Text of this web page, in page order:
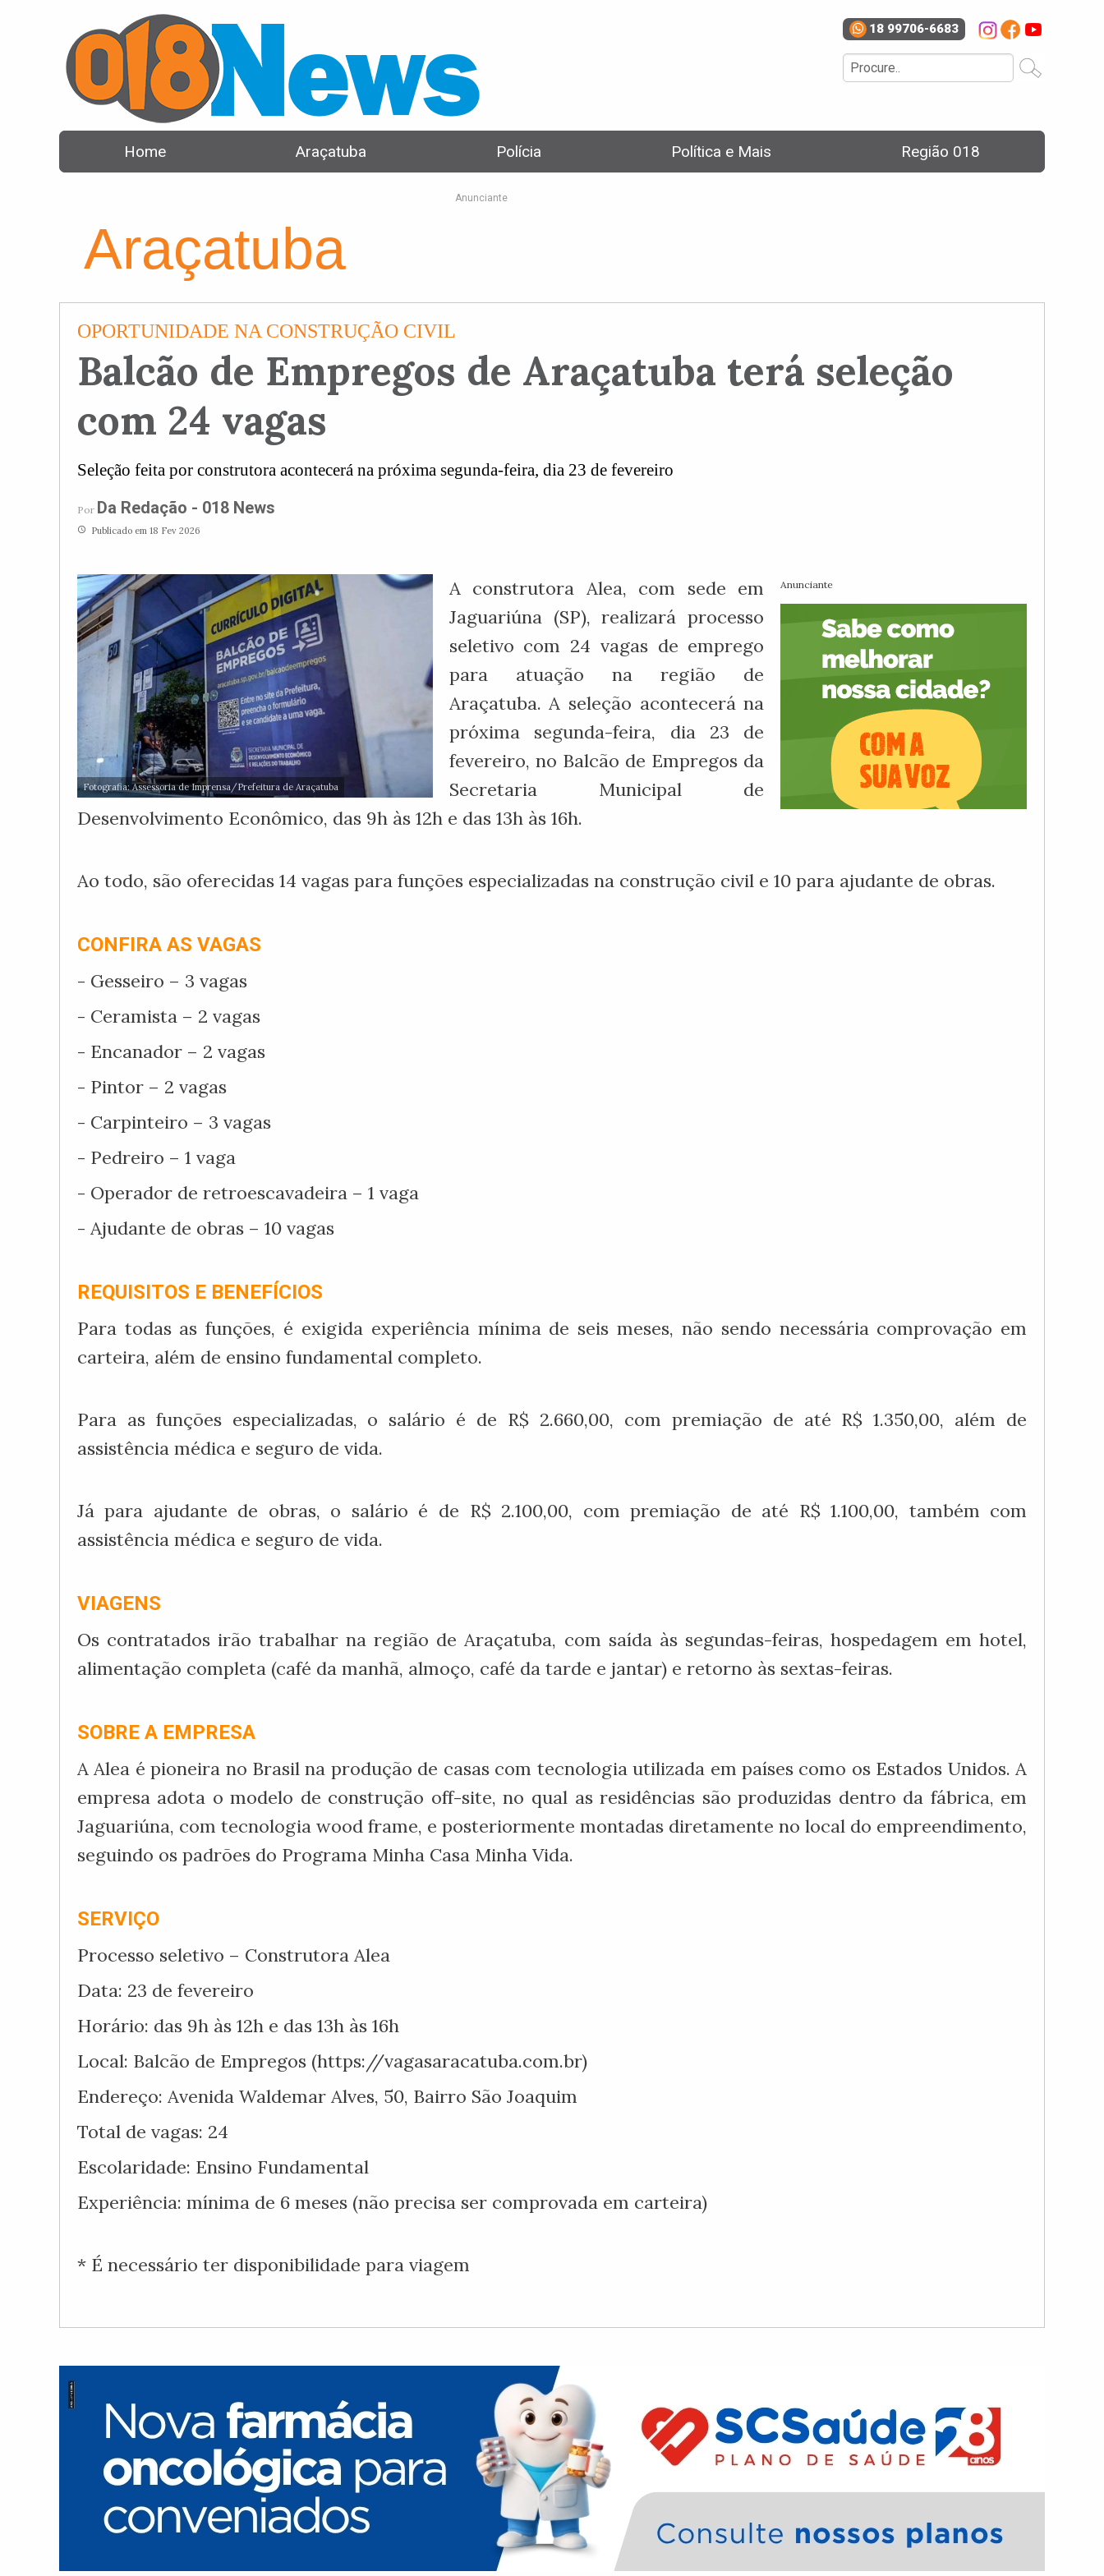
18 99706-6683
Home Araçatuba Polícia Política e Mais Região 018
Araçatuba
Anunciante
OPORTUNIDADE NA CONSTRUÇÃO CIVIL
Balcão de Empregos de Araçatuba terá seleção
com 24 vagas
Seleção feita por construtora acontecerá na próxima segunda-feira, dia 23 de fevereiro
Por Da Redação - 018 News
access_time Publicado em 18 Fev 2026
Fotografia: Assessoria de Imprensa/Prefeitura de Araçatuba
Anunciante
A construtora Alea, com sede em
Jaguariúna (SP), realizará processo
seletivo com 24 vagas de emprego
para atuação na região de
Araçatuba. A seleção acontecerá na
próxima segunda-feira, dia 23 de
fevereiro, no Balcão de Empregos da
Secretaria Municipal de
Desenvolvimento Econômico, das 9h às 12h e das 13h às 16h.
Ao todo, são oferecidas 14 vagas para funções especializadas na construção civil e 10 para ajudante de obras.
CONFIRA AS VAGAS
- Gesseiro – 3 vagas
- Ceramista – 2 vagas
- Encanador – 2 vagas
- Pintor – 2 vagas
- Carpinteiro – 3 vagas
- Pedreiro – 1 vaga
- Operador de retroescavadeira – 1 vaga
- Ajudante de obras – 10 vagas
REQUISITOS E BENEFÍCIOS
Para todas as funções, é exigida experiência mínima de seis meses, não sendo necessária comprovação em
carteira, além de ensino fundamental completo.
Para as funções especializadas, o salário é de R$ 2.660,00, com premiação de até R$ 1.350,00, além de
assistência médica e seguro de vida.
Já para ajudante de obras, o salário é de R$ 2.100,00, com premiação de até R$ 1.100,00, também com
assistência médica e seguro de vida.
VIAGENS
Os contratados irão trabalhar na região de Araçatuba, com saída às segundas-feiras, hospedagem em hotel,
alimentação completa (café da manhã, almoço, café da tarde e jantar) e retorno às sextas-feiras.
SOBRE A EMPRESA
A Alea é pioneira no Brasil na produção de casas com tecnologia utilizada em países como os Estados Unidos. A
empresa adota o modelo de construção off-site, no qual as residências são produzidas dentro da fábrica, em
Jaguariúna, com tecnologia wood frame, e posteriormente montadas diretamente no local do empreendimento,
seguindo os padrões do Programa Minha Casa Minha Vida.
SERVIÇO
Processo seletivo – Construtora Alea
Data: 23 de fevereiro
Horário: das 9h às 12h e das 13h às 16h
Local: Balcão de Empregos (https://vagasaracatuba.com.br)
Endereço: Avenida Waldemar Alves, 50, Bairro São Joaquim
Total de vagas: 24
Escolaridade: Ensino Fundamental
Experiência: mínima de 6 meses (não precisa ser comprovada em carteira)
* É necessário ter disponibilidade para viagem